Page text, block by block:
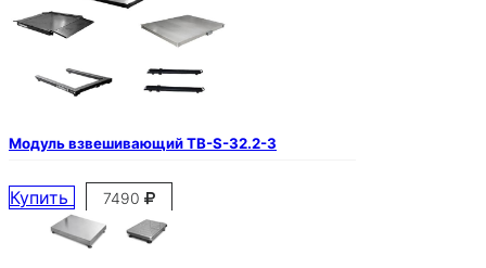
Модуль взвешивающий ТВ-S-32.2-3
Купить 7490